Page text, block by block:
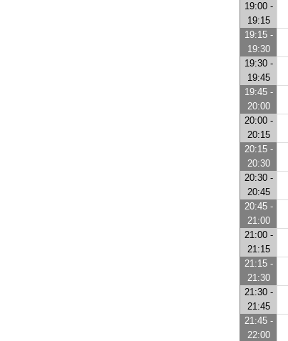
19:00 -
19:15
19:15 -
19:30
19:30 -
19:45
19:45 -
20:00
20:00 -
20:15
20:15 -
20:30
20:30 -
20:45
20:45 -
21:00
21:00 -
21:15
21:15 -
21:30
21:30 -
21:45
21:45 -
22:00